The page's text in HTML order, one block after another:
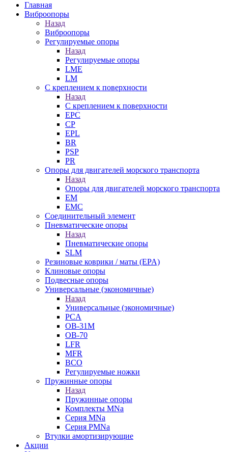
Главная
Виброопоры
Назад
Виброопоры
Регулируемые опоры
Назад
Регулируемые опоры
LME
LM
С креплением к поверхности
Назад
С креплением к поверхности
EPC
CP
EPL
BR
PSP
PR
Опоры для двигателей морского транспорта
Назад
Опоры для двигателей морского транспорта
EM
EMC
Cоединительный элемент
Пневматические опоры
Назад
Пневматические опоры
SLM
Резиновые коврики / маты (EPA)
Клиновые опоры
Подвесные опоры
Универсальные (экономичные)
Назад
Универсальные (экономичные)
PCA
ОВ-31М
OB-70
LFR
MFR
ВСО
Регулируемые ножки
Пружинные опоры
Назад
Пружинные опоры
Комплекты MNa
Серия MNa
Серия PMNa
Втулки амортизирующие
Акции